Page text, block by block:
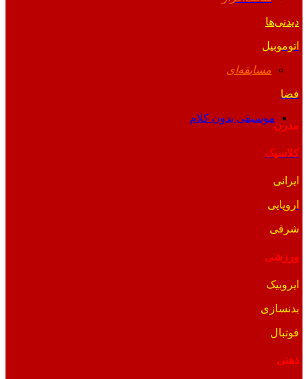
دیدنی‌ها
اتوموبیل
مسابقه‌ای
فضا
موسیقی بدون کلام
مدرن
کلاسیک
ایرانی
اروپایی
شرقی
ورزشی
ایروبیک
بدنسازی
فوتبال
ذهنی